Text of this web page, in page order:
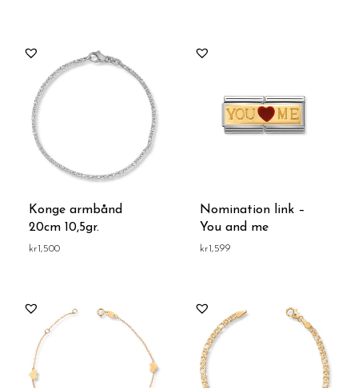
Konge armbånd
20cm 10,5gr.
kr1,500
Nomination link –
You and me
kr1,599